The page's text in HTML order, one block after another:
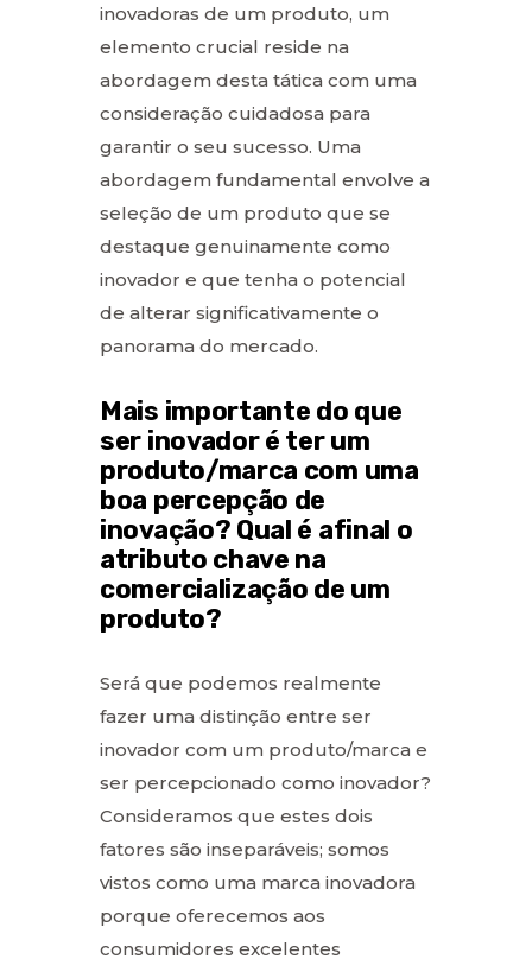
inovadoras de um produto, um
elemento crucial reside na
abordagem desta tática com uma
consideração cuidadosa para
garantir o seu sucesso. Uma
abordagem fundamental envolve a
seleção de um produto que se
destaque genuinamente como
inovador e que tenha o potencial
de alterar significativamente o
panorama do mercado.
Mais importante do que
ser inovador é ter um
produto/marca com uma
boa percepção de
inovação? Qual é afinal o
atributo chave na
comercialização de um
produto?
Será que podemos realmente
fazer uma distinção entre ser
inovador com um produto/marca e
ser percepcionado como inovador?
Consideramos que estes dois
fatores são inseparáveis; somos
vistos como uma marca inovadora
porque oferecemos aos
consumidores excelentes